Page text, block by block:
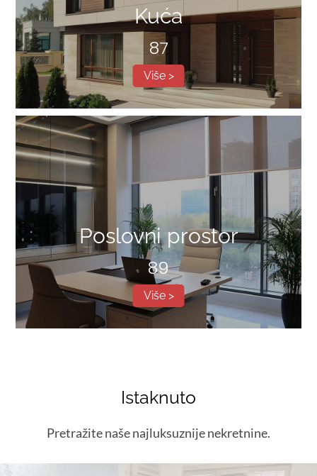
Kuća
87
Više >
Poslovni prostor
89
Više >
Istaknuto
Pretražite naše najluksuznije nekretnine.